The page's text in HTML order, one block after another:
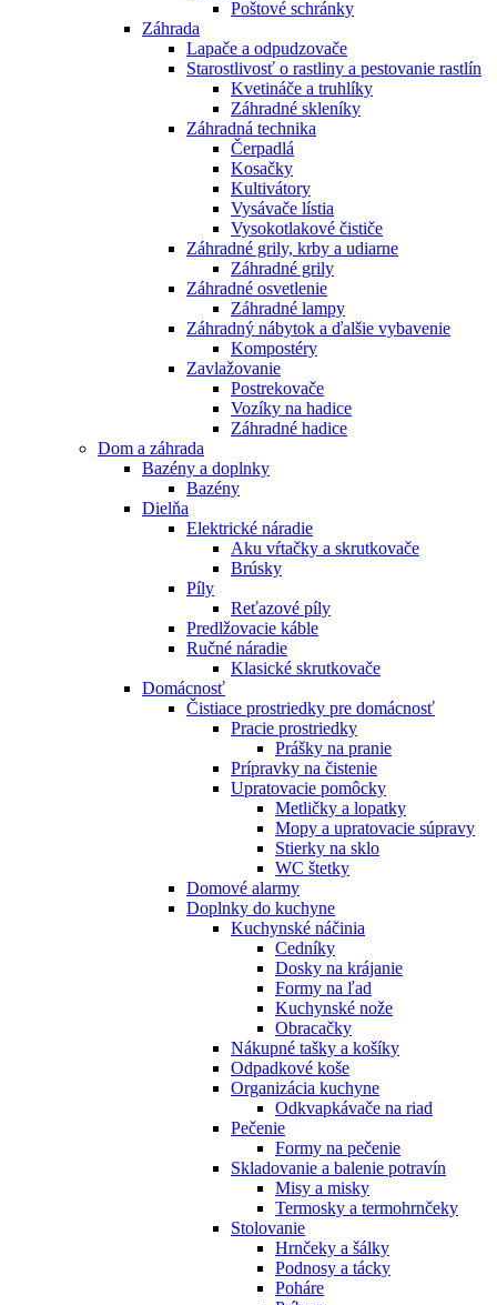
Poštové schránky
Záhrada
Lapače a odpudzovače
Starostlivosť o rastliny a pestovanie rastlín
Kvetináče a truhlíky
Záhradné skleníky
Záhradná technika
Čerpadlá
Kosačky
Kultivátory
Vysávače lístia
Vysokotlakové čističe
Záhradné grily, krby a udiarne
Záhradné grily
Záhradné osvetlenie
Záhradné lampy
Záhradný nábytok a ďalšie vybavenie
Kompostéry
Zavlažovanie
Postrekovače
Vozíky na hadice
Záhradné hadice
Dom a záhrada
Bazény a doplnky
Bazény
Dielňa
Elektrické náradie
Aku vŕtačky a skrutkovače
Brúsky
Píly
Reťazové píly
Predlžovacie káble
Ručné náradie
Klasické skrutkovače
Domácnosť
Čistiace prostriedky pre domácnosť
Pracie prostriedky
Prášky na pranie
Prípravky na čistenie
Upratovacie pomôcky
Metličky a lopatky
Mopy a upratovacie súpravy
Stierky na sklo
WC štetky
Domové alarmy
Doplnky do kuchyne
Kuchynské náčinia
Cedníky
Dosky na krájanie
Formy na ľad
Kuchynské nože
Obracačky
Nákupné tašky a košíky
Odpadkové koše
Organizácia kuchyne
Odkvapkávače na riad
Pečenie
Formy na pečenie
Skladovanie a balenie potravín
Misy a misky
Termosky a termohrnčeky
Stolovanie
Hrnčeky a šálky
Podnosy a tácky
Poháre